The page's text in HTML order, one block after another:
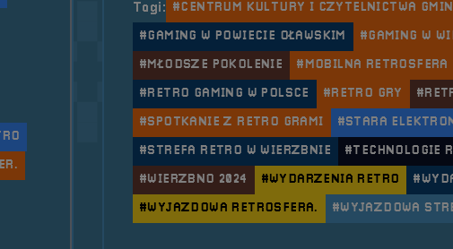
Tagi: #CENTRUM KULTURY I CZYTELNICTWA
#GAMING W POWIECIE OŁAWSKIM #GAMING W
#MŁODSZE POKOLENIE #MOBILNA RETROSFERA
#RETRO GAMING W POLSCE #RETRO GRY
#SPOTKANIE Z RETRO GRAMI #STARA
#STREFA RETRO W WIERZBNIE #TECHNOLOGIE
#WIERZBNO 2024 #WYDARZENIA RETRO
#WYJAZDOWA RETROSFERA. #WYJAZDOWA